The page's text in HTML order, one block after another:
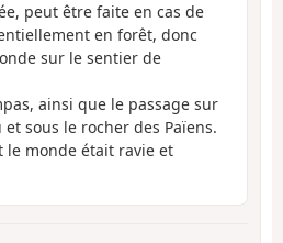
peut être faite en cas de
en forêt, donc
sur le sentier de
ainsi que le passage sur
sous le rocher des Païens.
le monde était ravie et